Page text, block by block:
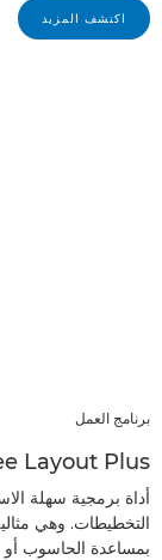
اكتشف المزيد
برنامج العمل
Layout Plus
أداة برمجية سهلة
التخطيطات. وهي
بمساعدة الحاسوب أو